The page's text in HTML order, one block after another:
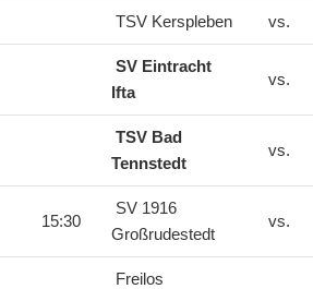
TSV Kerspleben vs.
SV Eintracht
Ifta
vs.
TSV Bad
Tennstedt
vs.
15:30
SV 1916
Großrudestedt
vs.
Freilos